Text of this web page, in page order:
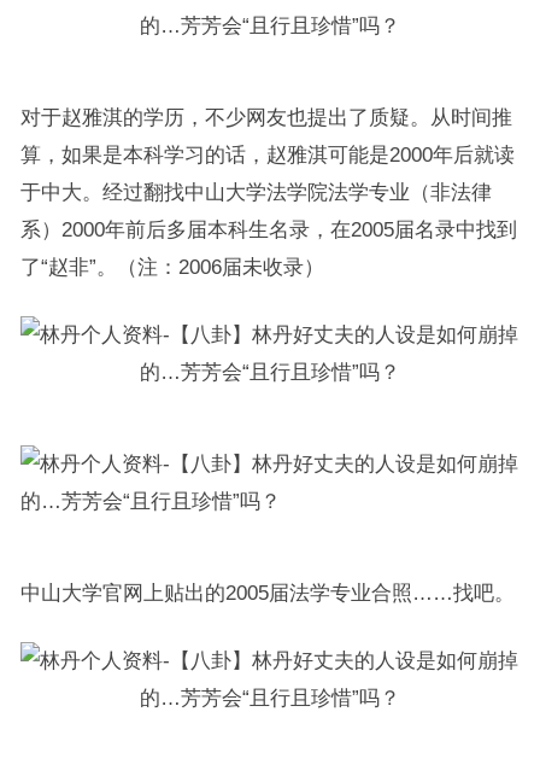
对于赵雅淇的学历，不少网友也提出了质疑。从时间推
算，如果是本科学习的话，赵雅淇可能是2000年后就读
于中大。经过翻找中山大学法学院法学专业（非法律
系）2000年前后多届本科生名录，在2005届名录中找到
了“赵非”。（注：2006届未收录）
中山大学官网上贴出的2005届法学专业合照……找吧。